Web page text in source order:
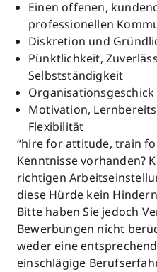
Einen offenen,
professionellen
Diskretion und
Pünktlichkeit,
Selbstständigkeit
Organisationsgeschick
Motivation,
“hire for attitude, train
Kenntnisse vorhanden?
richtigen
diese Hürde kein
Bitte haben Sie jedoch
Bewerbungen nicht
weder eine
einschlägige